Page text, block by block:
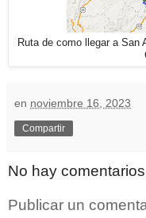
Ruta de como llegar a
en noviembre 16, 2023
Compartir
No hay
Publicar un